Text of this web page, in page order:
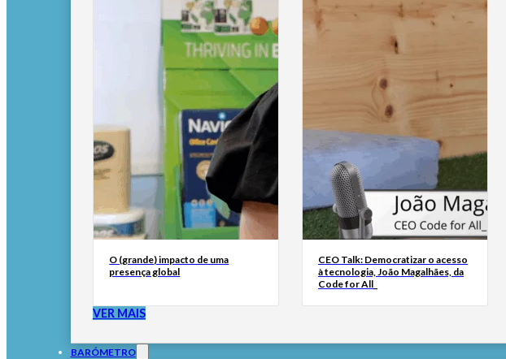
O (grande) impacto de uma
presença global
CEO Talk: Democratizar o acesso
à tecnologia, João Magalhães, da
Code for All_
VER MAIS
BARÓMETRO